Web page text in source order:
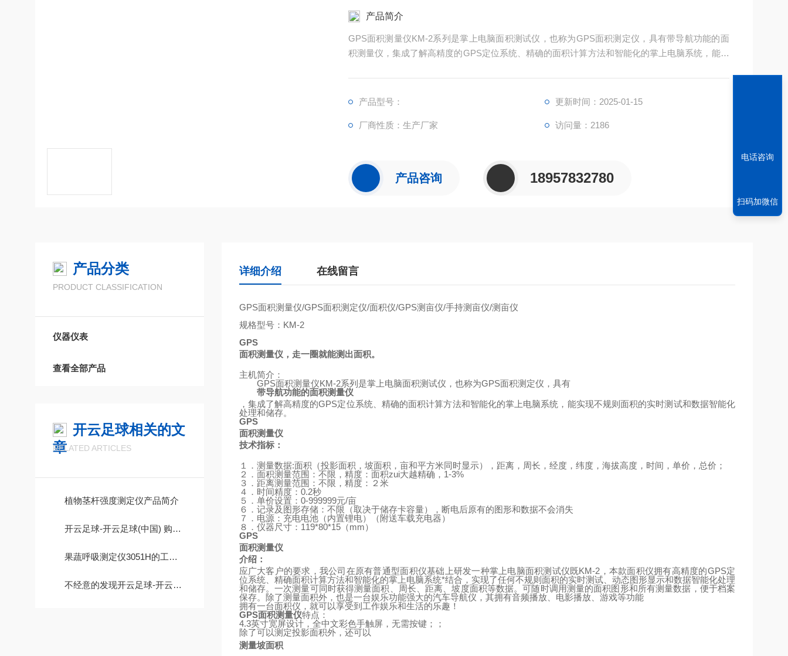
产品简介
GPS面积测量仪KM-2系列是掌上电脑面积测试仪，也称为GPS面积测定仪，具有带导航功能的面
积测量仪，集成了解高精度的GPS定位系统、精确的面积计算方法和智能化的掌上电脑系统，能实
产品型号： 更新时间：2025-01-15
厂商性质：生产厂家 访问量：2186
产品咨询 18957832780
产品分类
PRODUCT CLASSIFICATION
仪器仪表
查看全部产品
开云足球相关的文
章
RELATED ARTICLES
植物茎杆强度测定仪产品简介
开云足球-开云足球(中国) 购买时你所需要知知道的事情
果蔬呼吸测定仪3051H的工作原理
不经意的发现开云足球-开云足球(中国) 水循环噪音比以前大很多，这是为什么呢?
详细介绍 在线留言
GPS面积测量仪/GPS面积测定仪/面积仪/GPS测亩仪/手持测亩仪/测亩仪
规格型号： KM-2
GPS
面积测量仪，走一圈就能测出面积。
主机简介：
GPS面积测量仪KM-2系列是掌上电脑面积测试仪，也称为GPS面积测定仪，具有
带导航功能的面积测量仪
，集成了解高精度的GPS定位系统、精确的面积计算方法和智能化的掌上电脑系统，能实现不规则面积的实时测试和数据智能化
处理和储存。
GPS
面积测量仪
技术指标：
１．测量数据:面积（投影面积，坡面积，亩和平方米同时显示），距离，周长，经度，纬度，海拔高度，时间，单价，总价；
２．面积测量范围：不限，精度：面积zui大越精确， 1-3%
３．距离测量范围：不限，精度：２米
４．时间精度： 0.2秒
５．单价设置： 0-999999元/亩
６．记录及图形存储：不限（取决于储存卡容量），断电后原有的图形和数据不会消失
７．电源：充电电池（内置锂电）
（附送车载充电器）
８．仪器尺寸： 119*80*15（mm）
GPS
面积测量仪
介绍：
应广大客户的要求，我公司在原有普通型面积仪基础上研发一种掌上电脑面积测试仪既KM-2 ，本款面积仪拥有高精度的GPS定
位系统、精确面积计算方法和智能化的掌上电脑系统*结合，实现了任何不规则面积的实时测试、动态图形显示和数据智能化处理
和储存。一次测量可同时获得测量面积、周长、距离、坡度面积等数据。可随时调用测量的面积图形和所有测量数据，便于档案
保存。除了测量面积外，也是一台娱乐功能强大的汽车导航仪，其拥有音频播放、电影播放、游戏等功能
拥有一台面积仪，就可以享受到工作娱乐和生活的乐趣！
GPS面积测量仪特点：
4.3英寸宽屏设计，全中文彩色手触屏，无需按键；；
除了可以测定投影面积外，还可以
测量坡面积
电话咨询
扫码加微信